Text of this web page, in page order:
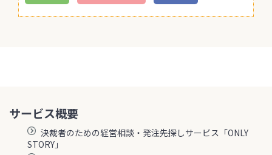
サービス概要
決裁者のための経営相談・発注先探しサービス「ONLY
STORY」